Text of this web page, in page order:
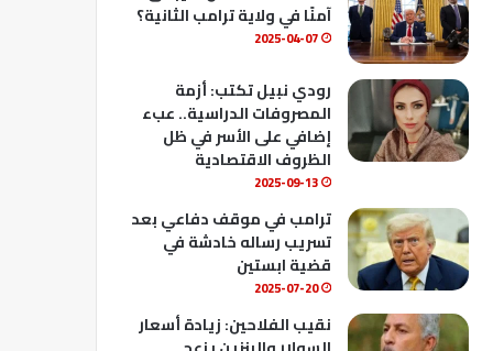
b
e
آمنًا في ولاية ترامب الثانية؟
2025-04-07
رودي نبيل تكتب: أزمة
المصروفات الدراسية.. عبء
إضافي على الأسر في ظل
الظروف الاقتصادية
2025-09-13
ترامب في موقف دفاعي بعد
تسريب رساله خادشة في
قضية ابستين
2025-07-20
نقيب الفلاحين: زيادة أسعار